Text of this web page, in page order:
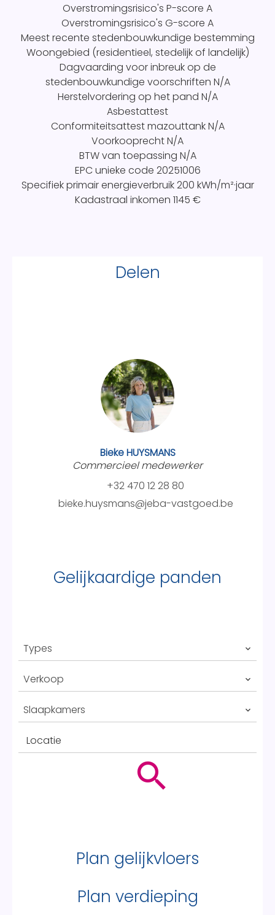
Overstromingsrisico's P-score A
Overstromingsrisico's G-score A
Meest recente stedenbouwkundige bestemming
Woongebied (residentieel, stedelijk of landelijk)
Dagvaarding voor inbreuk op de
stedenbouwkundige voorschriften N/A
Herstelvordering op het pand N/A
Asbestattest
Conformiteitsattest mazouttankN/A
VoorkooprechtN/A
BTW van toepassing N/A
EPC unieke code 20251006
Specifiek primair energieverbruik200 kWh/m²·jaar
Kadastraal inkomen 1145 €
Delen
Bieke HUYSMANS
Commercieel medewerker
+32 470 12 28 80
bieke.huysmans@jeba-vastgoed.be
Gelijkaardige panden
Types
Verkoop
Slaapkamers
Locatie
Plan gelijkvloers
Plan verdieping